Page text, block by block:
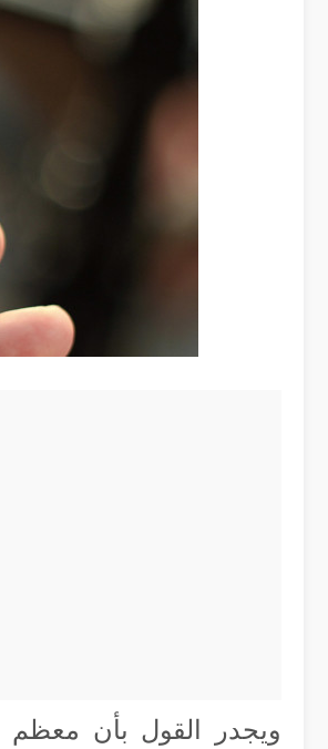
ويجدر القول بأن معظم